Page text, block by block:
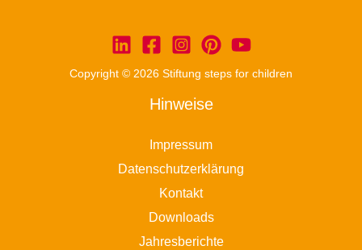
Copyright © 2026 Stiftung steps for children
Hinweise
Impressum
Datenschutzerklärung
Kontakt
Downloads
Jahresberichte